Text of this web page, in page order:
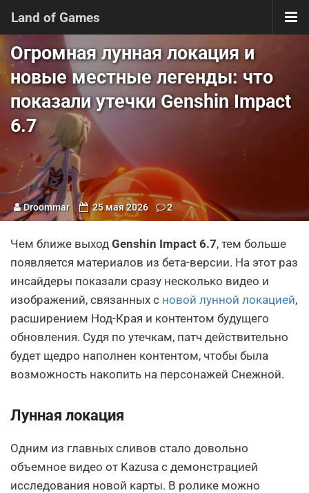
Land of Games
Огромная лунная локация и
новые местные легенды: что
показали утечки Genshin Impact
6.7
Droommar 25 мая 2026 2
Чем ближе выход Genshin Impact 6.7, тем больше
появляется материалов из бета-версии. На этот раз
инсайдеры показали сразу несколько видео и
изображений, связанных с новой лунной локацией,
расширением Нод-Края и контентом будущего
обновления. Судя по утечкам, патч действительно
будет щедро наполнен контентом, чтобы была
возможность накопить на персонажей Снежной.
Лунная локация
Одним из главных сливов стало довольно
объемное видео от Kazusa с демонстрацией
исследования новой карты. В ролике можно